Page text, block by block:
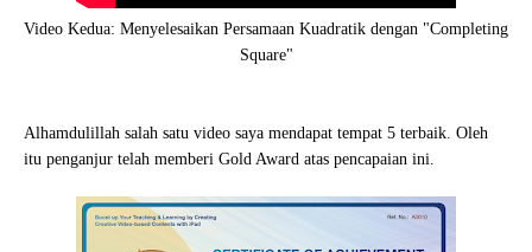
Video Kedua: Menyelesaikan Persamaan Kuadratik dengan "Completing
Square"
Alhamdulillah salah satu video saya mendapat tempat 5 terbaik. Oleh
itu penganjur telah memberi Gold Award atas pencapaian ini.